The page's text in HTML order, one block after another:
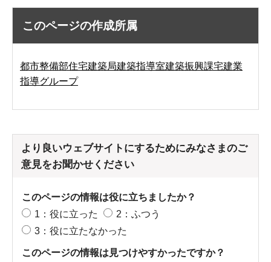
このページの作成所属
都市整備部住宅建築局建築指導室建築振興課宅建業
指導グループ
より良いウェブサイトにするためにみなさまのご
意見をお聞かせください
このページの情報は役に立ちましたか？
1：役に立った
2：ふつう
3：役に立たなかった
このページの情報は見つけやすかったですか？